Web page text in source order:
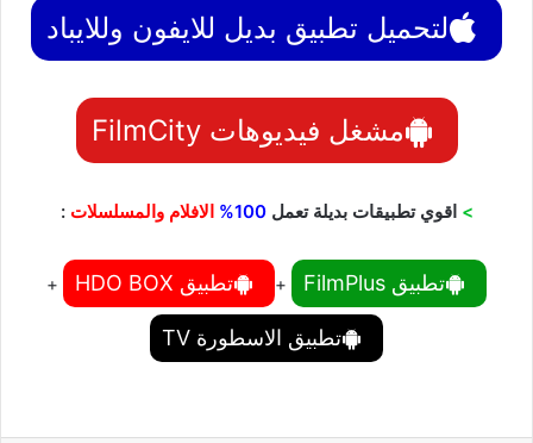
لتحميل تطبيق بديل للايفون وللايباد
مشغل فيديوهات FilmCity
> اقوي تطبيقات بديلة تعمل 100% الافلام والمسلسلات :
تطبيق FilmPlus + تطبيق HDO BOX +
تطبيق الاسطورة TV